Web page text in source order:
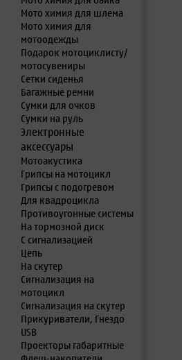
Мото химия для шлема
Мото химия для
мотоодежды
Подарок мотоциклисту/
мотосувениры
Сетки сиденья
Багажные ремни
Сумки для очков
Сумки на руль
Электронные
аксессуары
Мотоакустика
Грипсы на мотоцикл
Грипсы с подогревом
Для квадроцикла
Противоугонные системы
На тормозной диск
С сигнализацией
Цепь
На скутер
Сигнализация на
мотоцикл
Сигнализация на скутер
Прикуриватели, Гнездо
USB
Проекторы габаритные